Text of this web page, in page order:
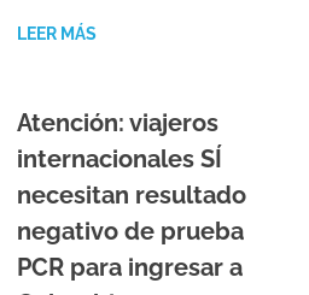
LEER MÁS
Atención: viajeros
internacionales SÍ
necesitan resultado
negativo de prueba
PCR para ingresar a